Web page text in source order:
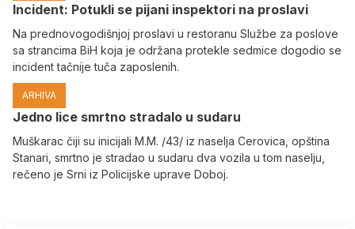
Incident: Potukli se pijani inspektori na proslavi
Na prednovogodišnjoj proslavi u restoranu Službe za poslove
sa strancima BiH koja je održana protekle sedmice dogodio se
incident tačnije tuča zaposlenih.
ARHIVA
Јedno lice smrtno stradalo u sudaru
Muškarac čiji su inicijali M.M. /43/ iz naselja Cerovica, opština
Stanari, smrtno je stradao u sudaru dva vozila u tom naselju,
rečeno je Srni iz Policijske uprave Doboj.